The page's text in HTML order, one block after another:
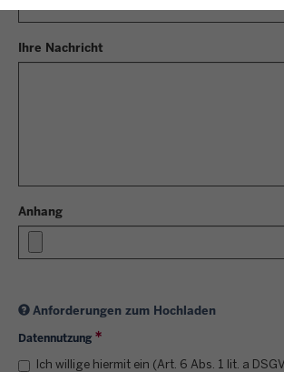
Ihre Nachricht
Anhang
Anforderungen zum Hochladen
Datennutzung
Ich willige hiermit ein (Art. 6 Abs. 1 lit. a